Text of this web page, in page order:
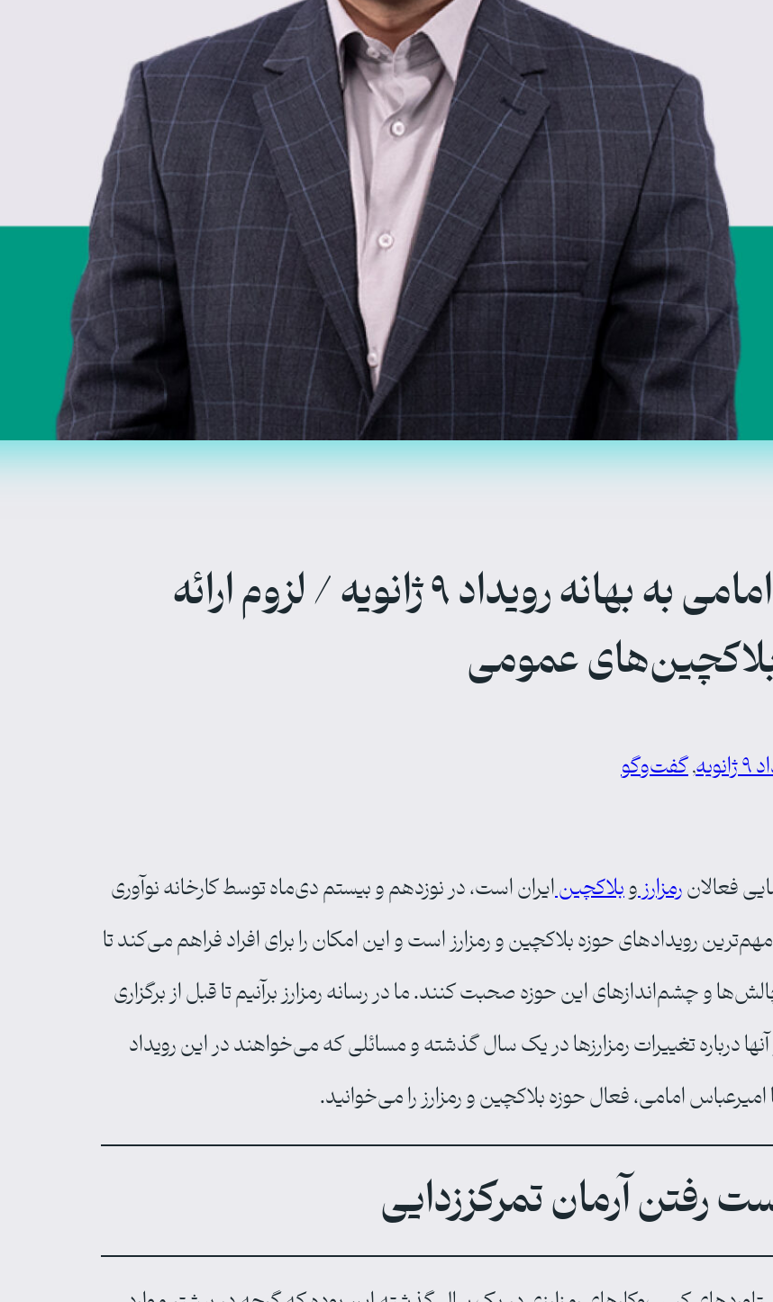
گفت‌وگو با امیرعباس امامی به بهانه رویداد ۹ ژانویه / لزوم ارائه
بلاکچین‌های عمومی
, گفت‌وگو
فعالانرمزارزوبلاکچینایران است، در نوزدهم و بیستم دی‌ماه توسط کارخانه نوآوری
رویدادهای حوزه بلاکچین و رمزارز است و این امکان را برای افراد فراهم می‌کند تا
و چشم‌اندازهای این حوزه صحبت کنند. ما در رسانه رمزارز برآنیم تا قبل از برگزاری
درباره تغییرات رمزارزها در یک سال گذشته و مسائلی که می‌خواهند در این رویداد
امامی، فعال حوزه بلاکچین و رمزارز را می‌خوانید.
رفتن آرمان تمرکززدایی